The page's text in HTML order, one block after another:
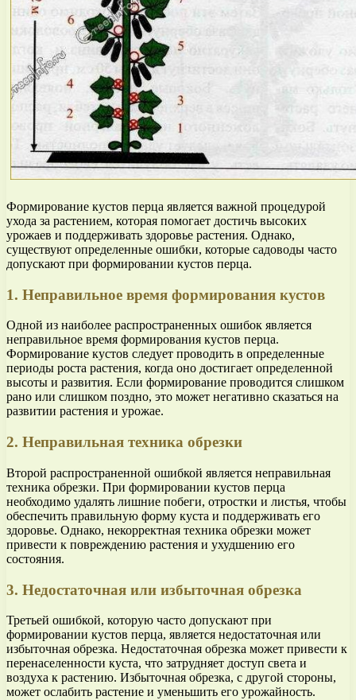
Формирование кустов перца является важной процедурой
ухода за растением, которая помогает достичь высоких
урожаев и поддерживать здоровье растения. Однако,
существуют определенные ошибки, которые садоводы часто
допускают при формировании кустов перца.
1. Неправильное время формирования кустов
Одной из наиболее распространенных ошибок является
неправильное время формирования кустов перца.
Формирование кустов следует проводить в определенные
периоды роста растения, когда оно достигает определенной
высоты и развития. Если формирование проводится слишком
рано или слишком поздно, это может негативно сказаться на
развитии растения и урожае.
2. Неправильная техника обрезки
Второй распространенной ошибкой является неправильная
техника обрезки. При формировании кустов перца
необходимо удалять лишние побеги, отростки и листья, чтобы
обеспечить правильную форму куста и поддерживать его
здоровье. Однако, некорректная техника обрезки может
привести к повреждению растения и ухудшению его
состояния.
3. Недостаточная или избыточная обрезка
Третьей ошибкой, которую часто допускают при
формировании кустов перца, является недостаточная или
избыточная обрезка. Недостаточная обрезка может привести к
перенаселенности куста, что затрудняет доступ света и
воздуха к растению. Избыточная обрезка, с другой стороны,
может ослабить растение и уменьшить его урожайность.